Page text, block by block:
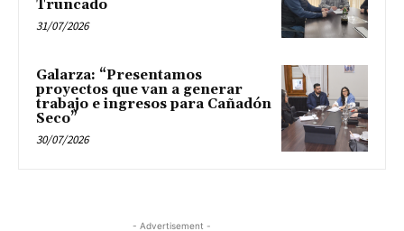
Truncado
31/07/2026
Galarza: “Presentamos
proyectos que van a generar
trabajo e ingresos para Cañadón
Seco”
30/07/2026
- Advertisement -